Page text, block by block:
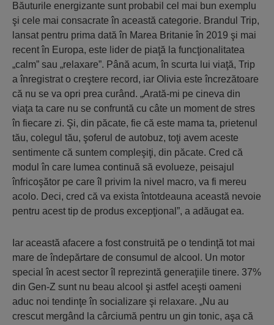
Băuturile energizante sunt probabil cel mai bun exemplu
şi cele mai consacrate în această categorie. Brandul Trip,
lansat pentru prima dată în Marea Britanie în 2019 şi mai
recent în Europa, este lider de piaţă la funcţionalitatea
„calm” sau „relaxare”. Până acum, în scurta lui viaţă, Trip
a înregistrat o creştere record, iar Olivia este încrezătoare
că nu se va opri prea curând. „Arată-mi pe cineva din
viaţa ta care nu se confruntă cu câte un moment de stres
în fiecare zi. Şi, din păcate, fie că este mama ta, prietenul
tău, colegul tău, şoferul de autobuz, toţi avem aceste
sentimente că suntem compleşiţi, din păcate. Cred că
modul în care lumea continuă să evolueze, peisajul
înfricoşător pe care îl privim la nivel macro, va fi mereu
acolo. Deci, cred că va exista întotdeauna această nevoie
pentru acest tip de produs excepţional”, a adăugat ea.
Iar această afacere a fost construită pe o tendinţă tot mai
mare de îndepărtare de consumul de alcool. Un motor
special în acest sector îl reprezintă generaţiile tinere. 37%
din Gen-Z sunt nu beau alcool şi astfel aceşti oameni
aduc noi tendinţe în socializare şi relaxare. „Nu au
crescut mergând la cârciumă pentru un gin tonic, aşa că